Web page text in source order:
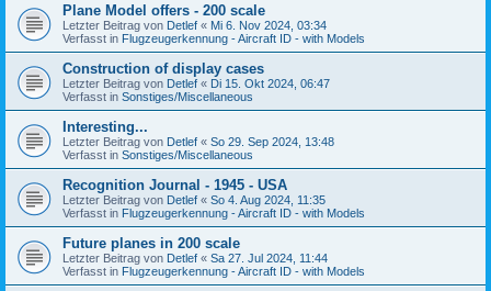
Plane Model offers - 200 scale
Letzter Beitrag von Detlef « Mi 6. Nov 2024, 03:34
Verfasst in Flugzeugerkennung - Aircraft ID - with Models
Construction of display cases
Letzter Beitrag von Detlef « Di 15. Okt 2024, 06:47
Verfasst in Sonstiges/Miscellaneous
Interesting...
Letzter Beitrag von Detlef « So 29. Sep 2024, 13:48
Verfasst in Sonstiges/Miscellaneous
Recognition Journal - 1945 - USA
Letzter Beitrag von Detlef « So 4. Aug 2024, 11:35
Verfasst in Flugzeugerkennung - Aircraft ID - with Models
Future planes in 200 scale
Letzter Beitrag von Detlef « Sa 27. Jul 2024, 11:44
Verfasst in Flugzeugerkennung - Aircraft ID - with Models